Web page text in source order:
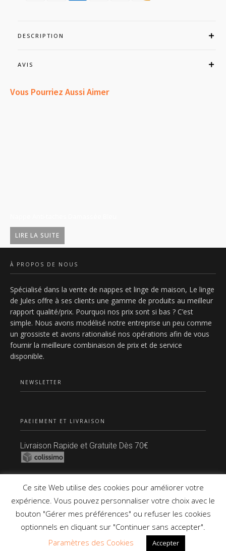
DESCRIPTION
AVIS
Vous Pourriez Aussi Aimer
LIRE LA SUITE
À PROPOS DE NOUS
Spécialisé dans la vente de nappes et linge de maison, Le linge
de Jules offre à ses clients une gamme de produits au meilleur
rapport qualité/prix. Pourquoi nos prix sont si bas ? C’est
simple. Nous avons modélisé notre entreprise un peu comme
un grossiste et avons rationalisé nos opérations afin de vous
fournir la meilleure combinaison de prix et de service
disponible.
NEWSLETTER
PAEIEMENT ET LIVRAISON
Livraison Rapide et Gratuite Dès 70€
Copyright © 2021 Tous Droits Réservés.
Ce site Web utilise des cookies pour améliorer votre
expérience. Vous pouvez personnaliser votre choix avec le
bouton "Gérer mes préférences" ou refuser les cookies
optionnels en cliquant sur "Continuer sans accepter".
Paramètres des Cookies
Accepter